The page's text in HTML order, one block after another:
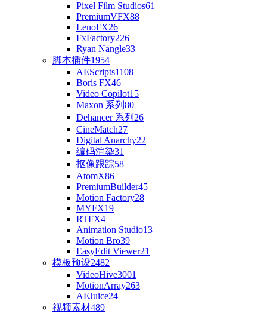
Pixel Film Studios61
PremiumVFX88
LenoFX26
FxFactory226
Ryan Nangle33
脚本插件1954
AEScripts1108
Boris FX46
Video Copilot15
Maxon 系列 80
Dehancer 系列 26
CineMatch27
Digital Anarchy22
编码渲染31
抠像跟踪58
AtomX86
PremiumBuilder45
Motion Factory28
MYFX19
RTFX4
Animation Studio13
Motion Bro39
EasyEdit Viewer21
模板预设2482
VideoHive3001
MotionArray263
AEJuice24
视频素材489